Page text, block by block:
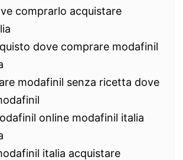
comprarlo acquistare
dove comprare modafinil
modafinil senza ricetta dove
online modafinil italia
italia acquistare